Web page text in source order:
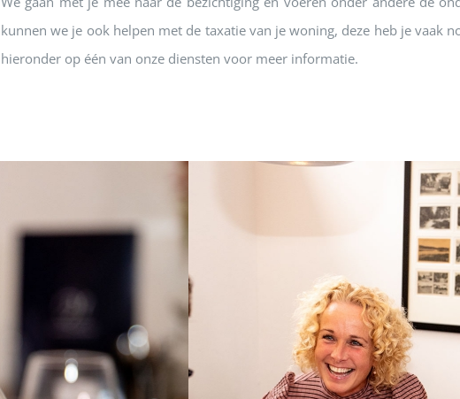
kunnen we je ook helpen met de taxatie van je woning, deze heb je vaak
hieronder op één van onze diensten voor meer informatie.